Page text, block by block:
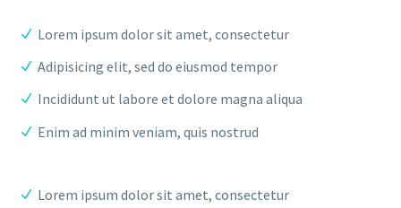
Lorem ipsum dolor sit amet, consectetur
Adipisicing elit, sed do eiusmod tempor
Incididunt ut labore et dolore magna aliqua
Enim ad minim veniam, quis nostrud
Lorem ipsum dolor sit amet, consectetur